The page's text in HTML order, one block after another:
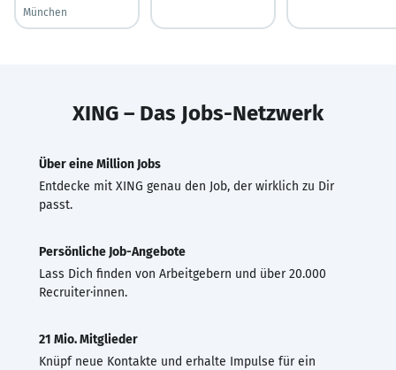
München
XING – Das Jobs-Netzwerk
Über eine Million Jobs
Entdecke mit XING genau den Job, der wirklich zu Dir
passt.
Persönliche Job-Angebote
Lass Dich finden von Arbeitgebern und über 20.000
Recruiter·innen.
21 Mio. Mitglieder
Knüpf neue Kontakte und erhalte Impulse für ein